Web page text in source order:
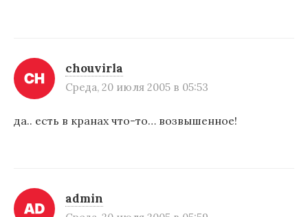
chouvirla
Среда, 20 июля 2005 в 05:53
да.. есть в кранах что-то… возвышенное!
admin